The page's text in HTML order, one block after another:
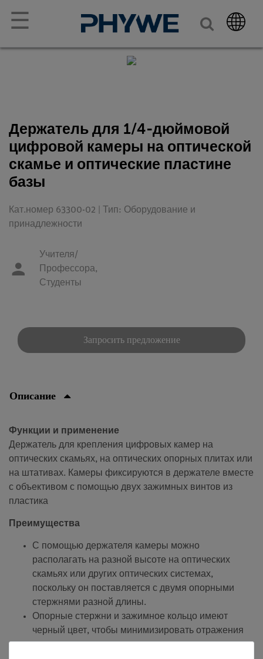
☰
Держатель для 1/4-дюймовой
цифровой камеры на оптической
скамье и оптические пластине
базы
Кат.номер 63300-02 | Тип: Оборудование и
принадлежности
Учителя/
Профессора,
Студенты
Запросить предложение
Описание
Функции и применение
Держатель для крепления цифровых камер на
оптических скамьях, на оптических опорных плитах или
на штативах. Камеры фиксируются в держателе вместе
с объективом с помощью двух зажимных винтов из
пластика
Преимущества
С помощью держателя камеры можно
располагать на разной высоте на оптических
скамьях или других оптических системах,
поскольку он поставляется с двумя опорными
стержнями разной длины.
Опорные стержни и зажимное кольцо имеют
черный цвет, чтобы минимизировать отражения
во время оптических экспериментов.